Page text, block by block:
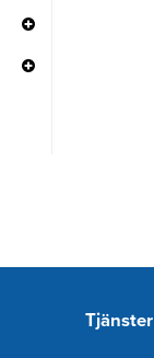
Tjänster